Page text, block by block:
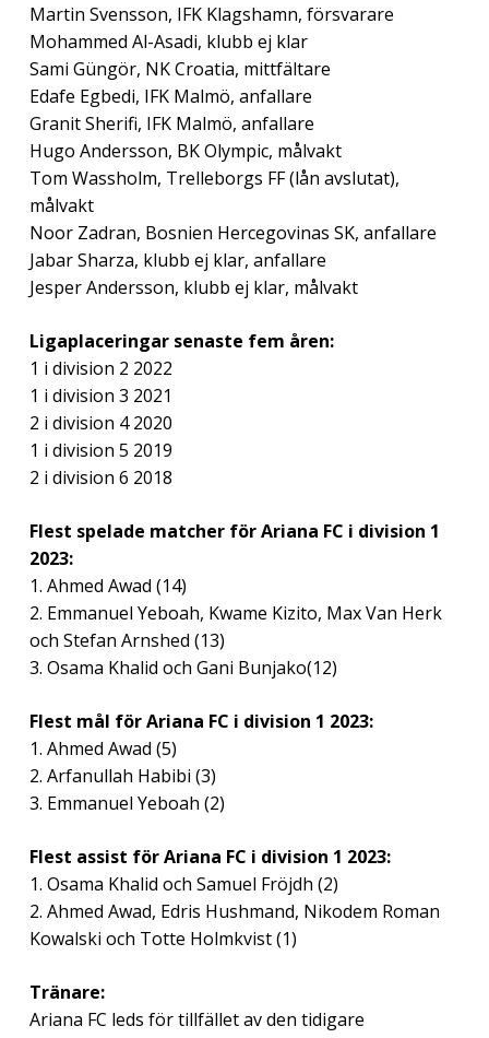
Martin Svensson, IFK Klagshamn, försvarare
Mohammed Al-Asadi, klubb ej klar
Sami Güngör, NK Croatia, mittfältare
Edafe Egbedi, IFK Malmö, anfallare
Granit Sherifi, IFK Malmö, anfallare
Hugo Andersson, BK Olympic, målvakt
Tom Wassholm, Trelleborgs FF (lån avslutat),
målvakt
Noor Zadran, Bosnien Hercegovinas SK, anfallare
Jabar Sharza, klubb ej klar, anfallare
Jesper Andersson, klubb ej klar, målvakt
Ligaplaceringar senaste fem åren:
1 i division 2 2022
1 i division 3 2021
2 i division 4 2020
1 i division 5 2019
2 i division 6 2018
Flest spelade matcher för Ariana FC i division 1
2023:
1. Ahmed Awad (14)
2. Emmanuel Yeboah, Kwame Kizito, Max Van Herk
och Stefan Arnshed (13)
3. Osama Khalid och Gani Bunjako(12)
Flest mål för Ariana FC i division 1 2023:
1. Ahmed Awad (5)
2. Arfanullah Habibi (3)
3. Emmanuel Yeboah (2)
Flest assist för Ariana FC i division 1 2023:
1. Osama Khalid och Samuel Fröjdh (2)
2. Ahmed Awad, Edris Hushmand, Nikodem Roman
Kowalski och Totte Holmkvist (1)
Tränare:
Ariana FC leds för tillfället av den tidigare